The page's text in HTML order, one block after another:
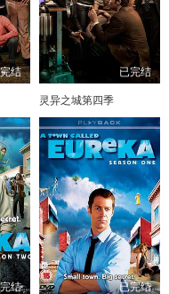
结 已完结
灵异之城第四季
结 已完结